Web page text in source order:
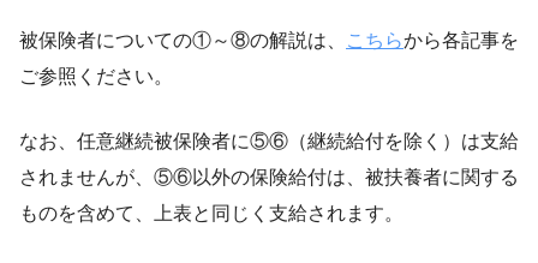
被保険者についての①～⑧の解説は、 こちらから各記事を
ご参照ください。
なお、任意継続被保険者に⑤⑥（継続給付を除く）は支給
されませんが、⑤⑥以外の保険給付は、被扶養者に関する
ものを含めて、上表と同じく支給されます。